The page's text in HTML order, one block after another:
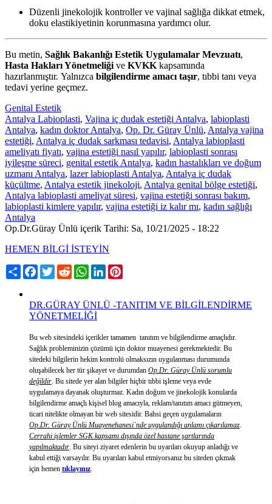
Düzenli jinekolojik kontroller ve vajinal sağlığa dikkat etmek,
doku elastikiyetinin korunmasına yardımcı olur.
Bu metin, Sağlık Bakanlığı Estetik Uygulamalar Mevzuatı,
Hasta Hakları Yönetmeliği ve KVKK kapsamında
hazırlanmıştır. Yalnızca bilgilendirme amacı taşır, tıbbi tanı veya
tedavi yerine geçmez.
Genital Estetik
Antalya Labioplasti, Vajina iç dudak estetiği Antalya, labioplasti
Antalya, kadın doktor Antalya, Op. Dr. Güray Ünlü, Antalya vajina
estetiği, Antalya iç dudak sarkması tedavisi, Antalya labioplasti
ameliyatı fiyatı, vajina estetiği nasıl yapılır, labioplasti sonrası
iyileşme süreci, genital estetik Antalya, kadın hastalıkları ve doğum
uzmanı Antalya, lazer labioplasti Antalya, Antalya iç dudak
küçültme, Antalya estetik jinekoloji, Antalya genital bölge estetiği,
Antalya labioplasti ameliyat süresi, vajina estetiği sonrası bakım,
labioplasti kimlere yapılır, vajina estetiği iz kalır mı, kadın sağlığı
Antalya
Op.Dr.Güray Ünlü içerik Tarihi: Sa, 10/21/2025 - 18:22
HEMEN BİLGİ İSTEYİN
ShareFacebook
TwitterRedditWhatsApp
LinkedIn
DR.GÜRAY ÜNLÜ -TANITIM VE BİLGİLENDİRME
YÖNETMELİĞİ
Bu web sitesindeki içerikler tamamen tanıtım ve bilgilendirme amaçlıdır.
Sağlık probleminizin çözümü için doktor muayenesi gerekmektedir. Bu
sitedeki bilgilerin hekim kontrolü olmaksızın uygulanması durumunda
oluşabilecek her tür şikayet ve durumdan Op.Dr. Güray Ünlü sorumlu
değildir. Bu sitede yer alan bilgiler hiçbir tıbbi işleme veya evde
uygulamaya dayanak oluşturmaz. Kadın doğum ve jinekolojik konularda
bilgilendirme amaçlı kişisel blog amacıyla, reklam/tanıtım amacı gütmeyen,
ticari nitelikte olmayan bir web sitesidir. Bahsi geçen uygulamaların
Op.Dr. Güray Ünlü Muayenehanesi`nde uygulandığı anlamı çıkarılamaz.
Cerrahi işlemler SGK kapsamı dışında özel hastane şartlarında
yapılmaktadır. Bu siteyi ziyaret edenlerin bu uyarıları okuyup anladığı ve
kabul ettiği varsayılır. Bu uyarıları kabul etmiyorsanız bu siteden çıkmak
için hemen tıklayınız.